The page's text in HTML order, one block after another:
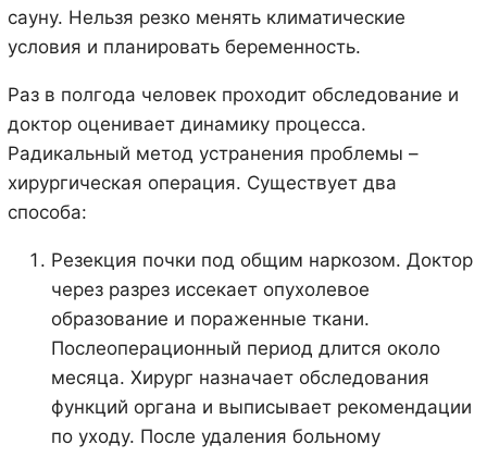
сауну. Нельзя резко менять климатические
условия и планировать беременность.
Раз в полгода человек проходит обследование и
доктор оценивает динамику процесса.
Радикальный метод устранения проблемы –
хирургическая операция. Существует два
способа:
Резекция почки под общим наркозом. Доктор
через разрез иссекает опухолевое
образование и пораженные ткани.
Послеоперационный период длится около
месяца. Хирург назначает обследования
функций органа и выписывает рекомендации
по уходу. После удаления больному